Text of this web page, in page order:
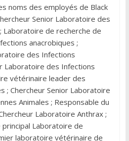
noms des employés de Black
Senior Laboratoire des
Laboratoire de recherche de
anacrobiques ;
des Infections
Laboratoire des Infections
vétérinaire leader des
; Chercheur Senior Laboratoire
Animales ; Responsable du
Laboratoire Anthrax ;
Laboratoire de
laboratoire vétérinaire de